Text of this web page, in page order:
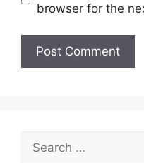
browser for the
Search
for: